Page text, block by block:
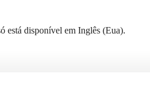
está disponível em Inglês (Eua).